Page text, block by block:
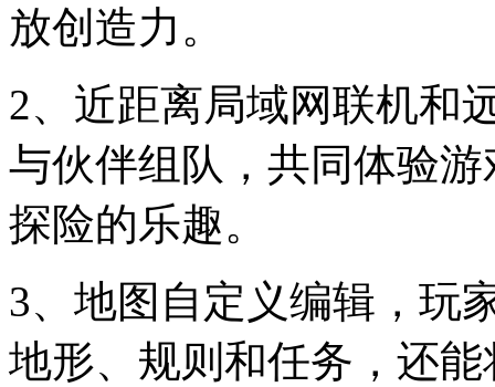
放创造力。
2、近距离局域网联机和
与伙伴组队，共同体验
探险的乐趣。
3、地图自定义编辑，玩
地形、规则和任务，还